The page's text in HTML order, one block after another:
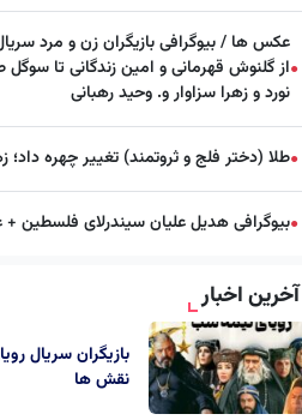
●
عکس ها / بیوگرافی بازیگران زن و مرد
از گلنوش قهرمانی و امین زندگانی تا
نورد و زهرا سزاوار و. وحید رهبانی
●طلا (دختر فلج و ثروتمند) تغییر چهره داد؛ زهرا
●بیوگرافی هدیل علیان سیندرلای فلسطین
آخرین اخبار
بازیگران سریال
نقش ها